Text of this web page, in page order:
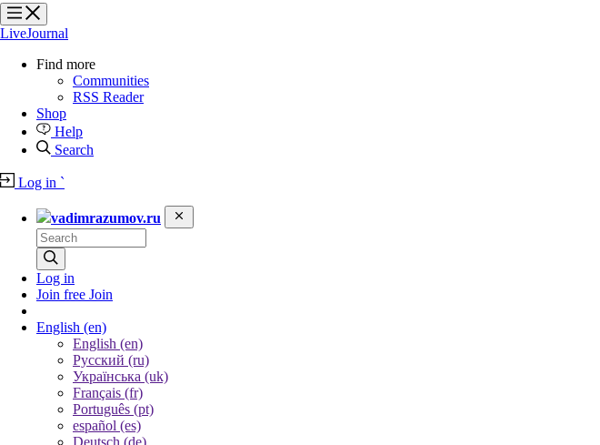
?
?
LiveJournal
Find more
Communities
RSS Reader
Shop
Help
Search
Log in `
vadimrazumov.ru
Log in
Join free Join
English (en)
English (en)
Русский (ru)
Українська (uk)
Français (fr)
Português (pt)
español (es)